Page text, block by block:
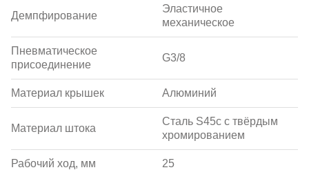
Демпфирование
Эластичное
механическое
Пневматическое
присоединение
G3/8
Материал крышек Алюминий
Материал штока
Сталь S45c с твёрдым
хромированием
Рабочий ход, мм 25